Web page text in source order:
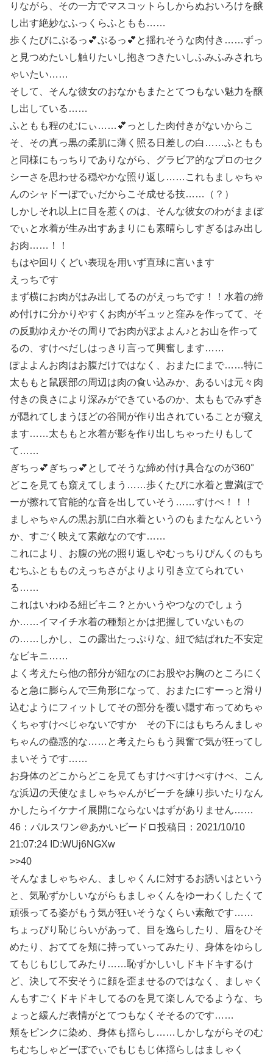
りながら、その一方でマスコットらしからぬおいろけを醸
し出す絶妙なふっくらふともも……
歩くたびにぷるっ💕ぷるっ💕と揺れそうな肉付き……ずっ
と見つめたいし触りたいし抱きつきたいしふみふみされち
ゃいたい……
そして、そんな彼女のおなかもまたとてつもない魅力を醸
し出している……
ふともも程のむにぃ……💕っとした肉付きがないからこ
そ、その真っ黒の柔肌に薄く照る日差しの白……ふともも
と同様にもっちりでありながら、グラビア的なプロのセク
シーさを思わせる穏やかな照り返し……これもましゃちゃ
んのシャドーぼでぃだからこそ成せる技……（？）
しかしそれ以上に目を惹くのは、そんな彼女のわがままぼ
でぃと水着が生み出すあまりにも素晴らしすぎるはみ出し
お肉……！！
もはや回りくどい表現を用いず直球に言います
えっちです
まず横にお肉がはみ出してるのがえっちです！！水着の締
め付けに分かりやすくお肉がギュッと窪みを作ってて、そ
の反動ゆえかその周りでお肉がぽよよん♪とお山を作って
るの、すけべだしはっきり言って興奮します……
ぽよよんお肉はお腹だけではなく、おまたにまで……特に
太ももと鼠蹊部の周辺は肉の食い込みか、あるいは元々肉
付きの良さにより深みができているのか、太ももでみずき
が隠れてしまうほどの谷間が作り出されていることが窺え
ます……太ももと水着が影を作り出しちゃったりもして
て……
ぎちっ💕ぎちっ💕としてそうな締め付け具合なのが360°
どこを見ても窺えてしまう……歩くたびに水着と豊満ぼで
ーが擦れて官能的な音を出していそう……すけべ！！！
ましゃちゃんの黒お肌に白水着というのもまたなんという
か、すごく映えて素敵なのです……
これにより、お腹の光の照り返しやむっちりぴんくのもち
むちふともものえっちさがよりより引き立てられてい
る……
これはいわゆる紐ビキニ？とかいうやつなのでしょう
か……イマイチ水着の種類とかは把握していないもの
の……しかし、この露出たっぷりな、紐で結ばれた不安定
なビキニ……
よく考えたら他の部分が紐なのにお股やお胸のところにく
ると急に膨らんで三角形になって、おまたにすーっと滑り
込むようにフィットしてその部分を覆い隠す布ってめちゃ
くちゃすけべじゃないですか その下にはもちろんましゃ
ちゃんの蠱惑的な……と考えたらもう興奮で気が狂ってし
まいそうです……
お身体のどこからどこを見てもすけべすけべすけべ、こん
な浜辺の天使なましゃちゃんがビーチを練り歩いたりなん
かしたらイケナイ展開にならないはずがありません……
46： パルスワン＠あかいビードロ投稿日：2021/10/10
21:07:24 ID:WUj6NGXw
>>40
そんなましゃちゃん、ましゃくんに対するお誘いはという
と、気恥ずかしいながらもましゃくんをゆーわくしたくて
頑張ってる姿がもう気が狂いそうなくらい素敵です……
ちょっぴり恥じらいがあって、目を逸らしたり、眉をひそ
めたり、おててを頬に持っていってみたり、身体をゆらし
てもじもじしてみたり……恥ずかしいしドキドキするけ
ど、決して不安そうに顔を歪ませるのではなく、ましゃく
んもすごくドキドキしてるのを見て楽しんでるような、ち
ょっと緩んだ表情がとてつもなくそそるのです……
頬をピンクに染め、身体も揺らし……しかしながらそのむ
ちむちしゃどーぼでぃでもじもじ体揺らしはましゃく